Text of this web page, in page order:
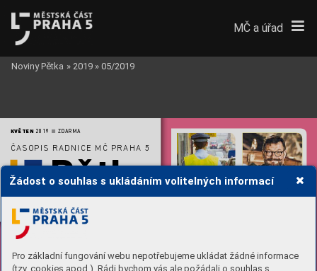
Žádost o souhlas s ukládáním volitelných informací
Pro základní fungování webu nepotřebujeme ukládat žádné informace
(tzv. cookies apod.). Rádi bychom vás ale požádali o souhlas s
Pětka BEZPEČNOST ROZHO VOR
KVĚTEN 2019  ZDARMA
ČASOPIS RADNICE MČ PRAHA 5
www.ipetka.cz
MČ a úřad
Noviny Pětka » 2019 » 05/2019